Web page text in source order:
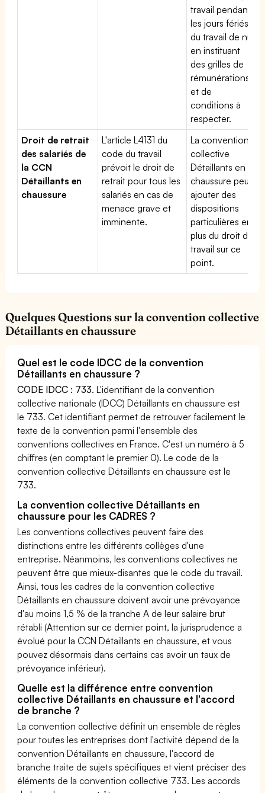
travail pendant
les jours fériés,
du travail de nuit
en instituant
des grilles de
rémunérations
et de
conditions à
respecter.
Droit de retrait
des salariés de
la CCN
Détaillants en
chaussure
L'article L4131 du
code du travail
prévoit le droit de
retrait pour tous les
salariés en cas de
menace grave et
imminente.
La convention
collective
Détaillants en
chaussure peut
ajouter des
dispositions
particulières en
plus du droit du
travail sur ce
point.
Quelques Questions sur la convention collective
Détaillants en chaussure
Quel est le code IDCC de la convention
Détaillants en chaussure ?
CODE IDCC : 733. L'identifiant de la convention
collective nationale (IDCC) Détaillants en chaussure est
le 733. Cet identifiant permet de retrouver facilement le
texte de la convention parmi l'ensemble des
conventions collectives en France. C'est un numéro à 5
chiffres (en comptant le premier 0). Le code de la
convention collective Détaillants en chaussure est le
733.
La convention collective Détaillants en
chaussure pour les CADRES ?
Les conventions collectives peuvent faire des
distinctions entre les différents collèges d'une
entreprise. Néanmoins, les conventions collectives ne
peuvent être que mieux-disantes que le code du travail.
Ainsi, tous les cadres de la convention collective
Détaillants en chaussure doivent avoir une prévoyance
d'au moins 1,5 % de la tranche A de leur salaire brut
rétabli (Attention sur ce dernier point, la jurisprudence a
évolué pour la CCN Détaillants en chaussure, et vous
pouvez désormais dans certains cas avoir un taux de
prévoyance inférieur).
Quelle est la différence entre convention
collective Détaillants en chaussure et l'accord
de branche ?
La convention collective définit un ensemble de règles
pour toutes les entreprises dont l'activité dépend de la
convention Détaillants en chaussure, l'accord de
branche traite de sujets spécifiques et vient préciser des
éléments de la convention collective 733. Les accords